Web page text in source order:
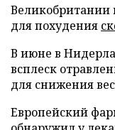
Великобритании
для похудения
В июне в
всплеск
для снижения
Европейский